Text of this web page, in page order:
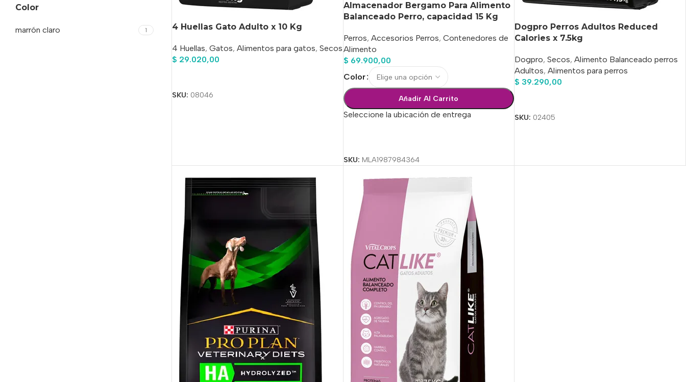
Color
marrón claro 1 4 Huellas Gato Adulto x 10 Kg
4 Huellas, Gatos, Alimentos para gatos, Secos
$ 29.020,00
SKU: 08046
Almacenador Bergamo Para Alimento
Balanceado Perro, capacidad 15 Kg
Perros, Accesorios Perros, Contenedores de
Alimento
$ 69.900,00
Color
Añadir Al Carrito
Seleccione la ubicación de entrega
SKU: MLA1987984364
Dogpro Perros Adultos Reduced
Calories x 7.5kg
Dogpro, Secos, Alimento Balanceado perros
Adultos, Alimentos para perros
$ 39.290,00
SKU: 02405